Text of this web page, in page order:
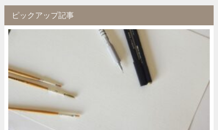
ピックアップ記事